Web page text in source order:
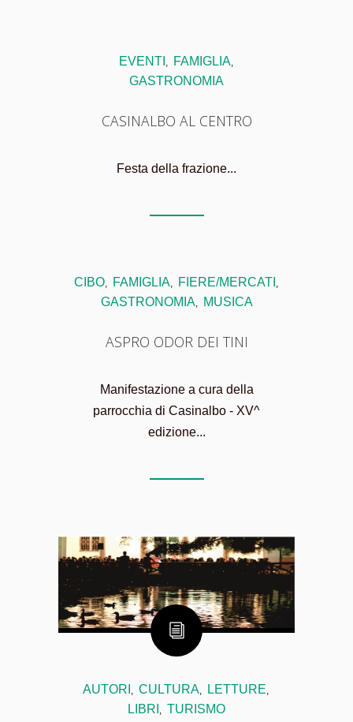
EVENTI , FAMIGLIA,
GASTRONOMIA
CASINALBO AL CENTRO
Festa della frazione...
CIBO, FAMIGLIA, FIERE/MERCATI ,
GASTRONOMIA, MUSICA
ASPRO ODOR DEI TINI
Manifestazione a cura della
parrocchia di Casinalbo - XV^
edizione...
AUTORI , CULTURA, LETTURE,
LIBRI , TURISMO